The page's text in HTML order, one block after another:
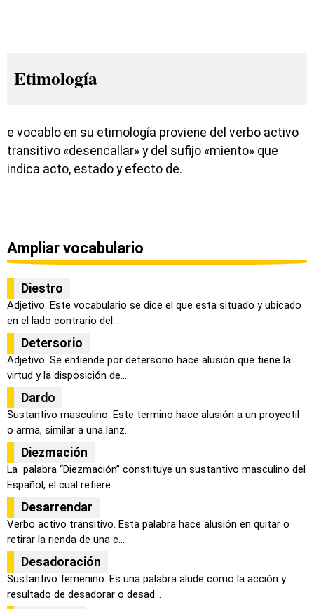
Etimología
e vocablo en su etimología proviene del verbo activo
transitivo «desencallar» y del sufijo «miento» que
indica acto, estado y efecto de.
Ampliar vocabulario
Diestro
Adjetivo. Este vocabulario se dice el que esta situado y ubicado
en el lado contrario del...
Detersorio
Adjetivo. Se entiende por detersorio hace alusión que tiene la
virtud y la disposición de...
Dardo
Sustantivo masculino. Este termino hace alusión a un proyectil
o arma, similar a una lanz...
Diezmación
La palabra “Diezmación” constituye un sustantivo masculino del
Español, el cual refiere...
Desarrendar
Verbo activo transitivo. Esta palabra hace alusión en quitar o
retirar la rienda de una c...
Desadoración
Sustantivo femenino. Es una palabra alude como la acción y
resultado de desadorar o desad...